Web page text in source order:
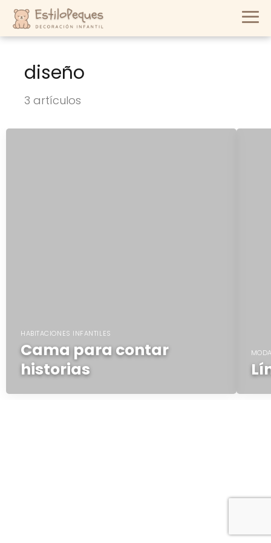
diseño
3 artículos
HABITACIONES INFANTILES
Cama para contar
historias